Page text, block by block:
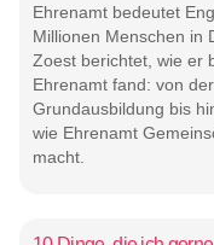
Ehrenamt bedeutet
Millionen Menschen in
Zoest berichtet, wie er
Ehrenamt fand: von
Grundausbildung bis
wie Ehrenamt
macht.